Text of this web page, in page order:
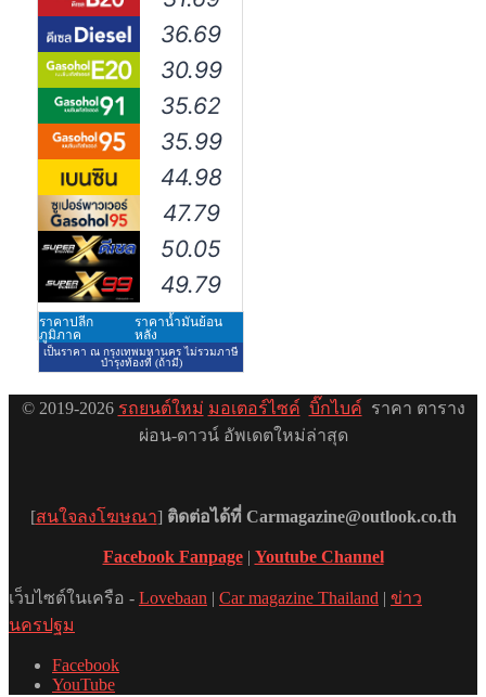
© 2019-2026 รถยนต์ใหม่ มอเตอร์ไซค์ บิ๊กไบค์ ราคา ตาราง
ผ่อน-ดาวน์ อัพเดตใหม่ล่าสุด
[สนใจลงโฆษณา] ติดต่อได้ที่ Carmagazine@outlook.co.th
Facebook Fanpage| Youtube Channel
เว็บไซต์ในเครือ - Lovebaan | Car magazine Thailand | ข่าว
นครปฐม
Facebook
YouTube